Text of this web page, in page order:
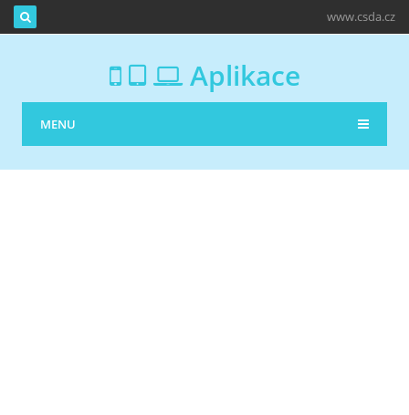
www.csda.cz
Aplikace
MENU